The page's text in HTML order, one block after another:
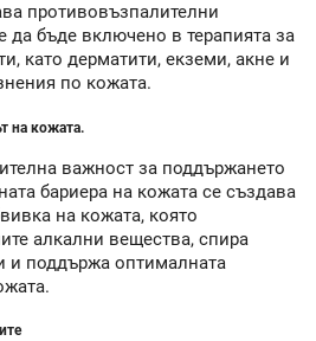
противовъзпалителни
да бъде включено в терапията за
като дерматити, екземи, акне и
по кожата.
на кожата.
важност за поддържането
бариера на кожата се създава
на кожата, която
алкални вещества, спира
и поддържа оптималната